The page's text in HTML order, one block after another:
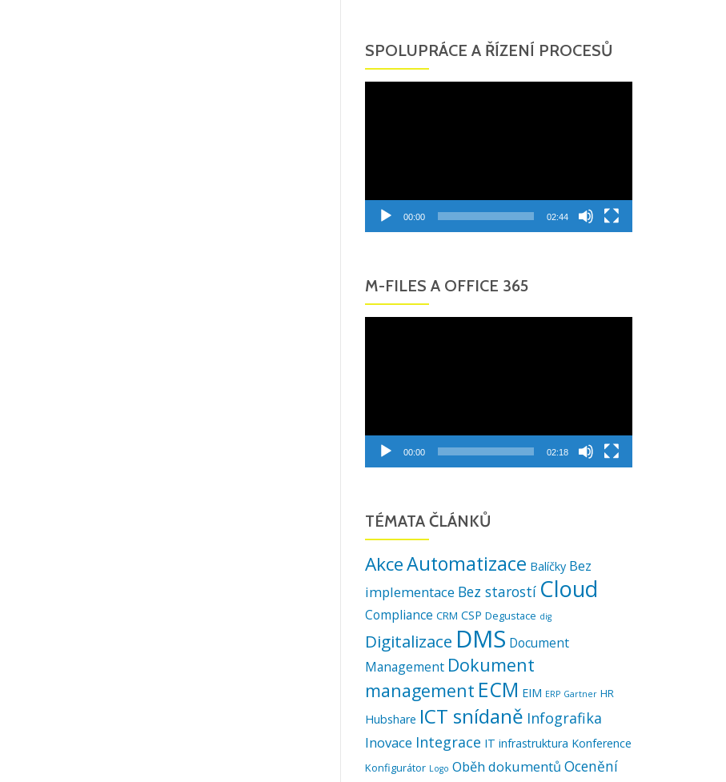
SPOLUPRÁCE A ŘÍZENÍ PROCESŮ
00:00 02:44
M-FILES A OFFICE 365
00:00 02:18
TÉMATA ČLÁNKŮ
AkceAutomatizace Balíčky Bez
implementace Bez starostí Cloud
Compliance CRM CSP Degustace dig
Digitalizace DMS Document
Management Dokument
management ECM EIM ERP Gartner HR
Hubshare ICT snídaně Infografika
Inovace Integrace IT infrastruktura Konference
Konfigurátor Logo Oběh dokumentů Ocenění